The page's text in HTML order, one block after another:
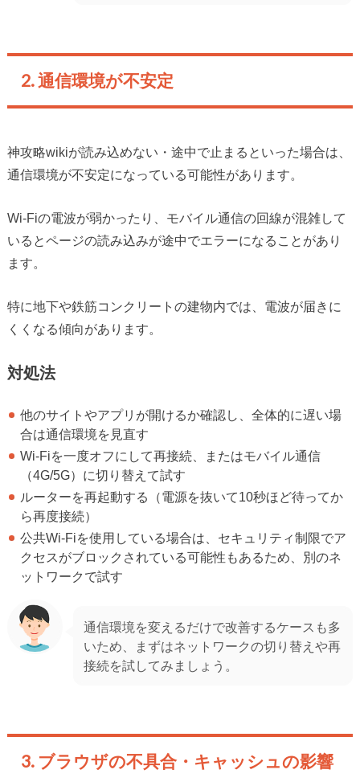
2. 通信環境が不安定
神攻略wikiが読み込めない・途中で止まるといった場合は、
通信環境が不安定になっている可能性があります。
Wi-Fiの電波が弱かったり、モバイル通信の回線が混雑して
いるとページの読み込みが途中でエラーになることがあり
ます。
特に地下や鉄筋コンクリートの建物内では、電波が届きに
くくなる傾向があります。
対処法
他のサイトやアプリが開けるか確認し、全体的に遅い場
合は通信環境を見直す
Wi-Fiを一度オフにして再接続、またはモバイル通信
（4G/5G）に切り替えて試す
ルーターを再起動する（電源を抜いて10秒ほど待ってか
ら再度接続）
公共Wi-Fiを使用している場合は、セキュリティ制限でア
クセスがブロックされている可能性もあるため、別のネ
ットワークで試す
通信環境を変えるだけで改善するケースも多
いため、まずはネットワークの切り替えや再
接続を試してみましょう。
3. ブラウザの不具合・キャッシュの影響